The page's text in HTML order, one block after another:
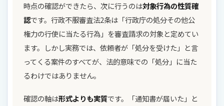
時点の確認ができたら、次に行うのは対象行為の性質確
認です。行政不服審査法2条は「行政庁の処分その他公
権力の行使に当たる行為」を審査請求の対象と定めてい
ます。しかし実務では、依頼者が「処分を受けた」と言
ってくる案件のすべてが、法的意味での「処分」に当た
るわけではありません。
確認の軸は形式よりも実質です。「通知書が届いた」と